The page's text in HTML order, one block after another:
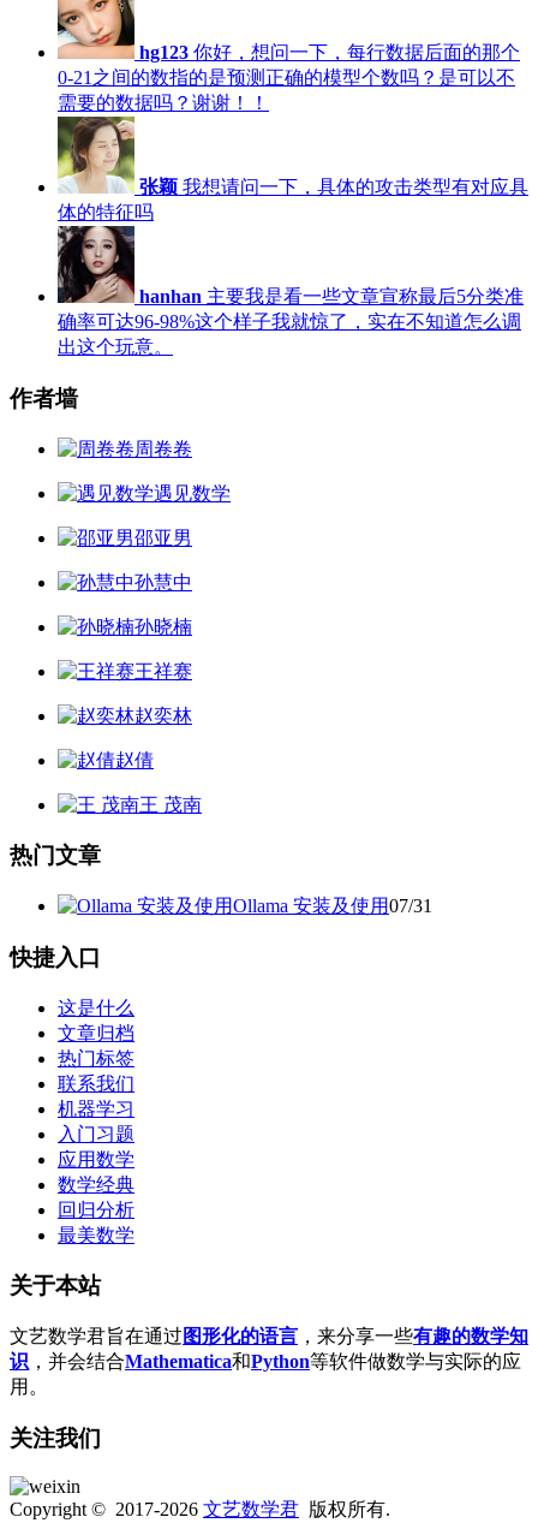
hg123 你好，想问一下，每行数据后面的那个
0-21之间的数指的是预测正确的模型个数吗？是可以不
需要的数据吗？谢谢！！
张颖 我想请问一下，具体的攻击类型有对应具
体的特征吗
hanhan 主要我是看一些文章宣称最后5分类准
确率可达96-98%这个样子我就惊了，实在不知道怎么调
出这个玩意。
作者墙
周卷卷
遇见数学
邵亚男
孙慧中
孙晓楠
王祥赛
赵奕林
赵倩
王 茂南
热门文章
Ollama 安装及使用07/31
快捷入口
这是什么
文章归档
热门标签
联系我们
机器学习
入门习题
应用数学
数学经典
回归分析
最美数学
关于本站
文艺数学君旨在通过 图形化的语言 ，来分享一些有趣的数学知
识 ，并会结合Mathematica和Python等软件做数学与实际的应
用。
关注我们
Copyright © 2017-2026 文艺数学君 版权所有.